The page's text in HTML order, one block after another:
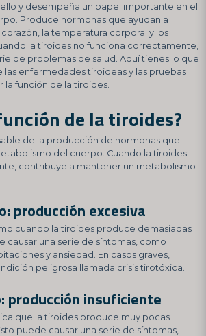
y desempeña un papel importante en el
Produce hormonas que ayudan a
la temperatura corporal y los
la tiroides no funciona correctamente,
de problemas de salud. Aquí tienes lo que
las enfermedades tiroideas y las pruebas
la función de la tiroides.
de la tiroides?
de la producción de hormonas que
del cuerpo. Cuando la tiroides
contribuye a mantener un metabolismo
producción excesiva
cuando la tiroides produce demasiadas
causar una serie de síntomas, como
y ansiedad. En casos graves,
peligrosa llamada crisis tirotóxica.
producción insuficiente
que la tiroides produce muy pocas
puede causar una serie de síntomas,